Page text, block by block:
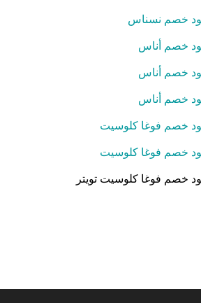
خصم نسناس
خصم أناس
خصم أناس
خصم أناس
خصم فوغا كلوسيت
خصم فوغا كلوسيت
خصم فوغا كلوسيت تويتر